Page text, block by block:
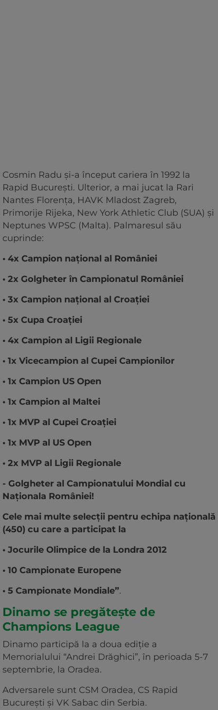
Cosmin Radu și-a început cariera în 1992 la
Rapid București. Ulterior, a mai jucat la Rari
Nantes Florența, HAVK Mladost Zagreb,
Primorije Rijeka, New York Athletic Club (SUA) și
Neptunes WPSC (Malta). Palmaresul său
cuprinde:
• 4x Campion național al României
• 2x Golgheter în Campionatul României
• 3x Campion național al Croației
• 5x Cupa Croației
• 4x Campion al Ligii Regionale
• 1x Vicecampion al Cupei Campionilor
• 1x Campion US Open
• 1x Campion al Maltei
• 1x MVP al Cupei Croației
• 1x MVP al US Open
• 2x MVP al Ligii Regionale
- Golgheter al Campionatului Mondial cu
Naționala României!
Cele mai multe selecții pentru echipa națională
(450) cu care a participat la
• Jocurile Olimpice de la Londra 2012
• 10 Campionate Europene
• 5 Campionate Mondiale”.
Dinamo se pregătește de
Champions League
Dinamo participă la a doua ediție a
Memorialului “Andrei Drăghici”, în perioada 5-7
septembrie, la Oradea.
Adversarele sunt CSM Oradea, CS Rapid
București și VK Sabac din Serbia.